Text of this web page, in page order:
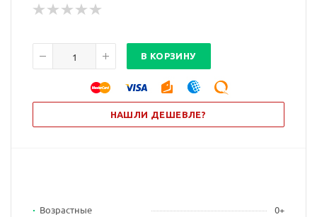
В КОРЗИНУ
НАШЛИ ДЕШЕВЛЕ?
Возрастные
0+